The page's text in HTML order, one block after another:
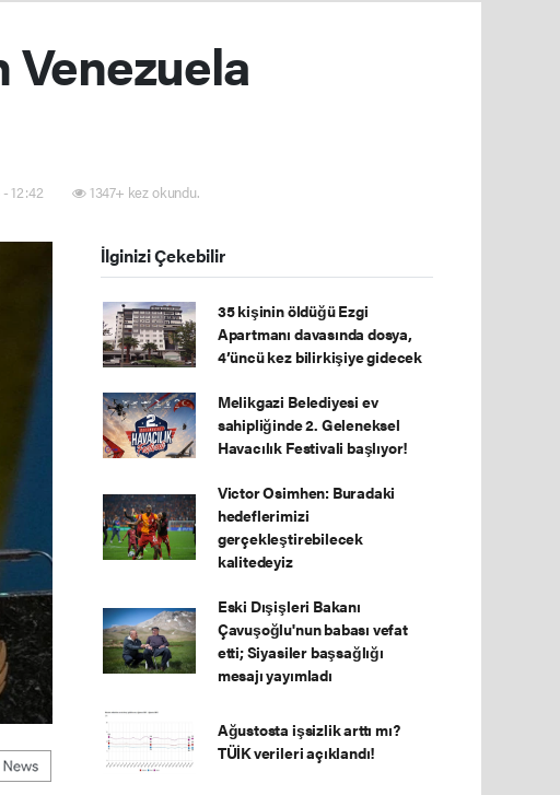
Venezuela
12:42 1347+ kez okundu.
İlginizi Çekebilir
35 kişinin öldüğü Ezgi
Apartmanı davasında dosya,
4’üncü kez bilirkişiye gidecek
Melikgazi Belediyesi ev
sahipliğinde 2. Geleneksel
Havacılık Festivali başlıyor!
Victor Osimhen: Buradaki
hedeflerimizi
gerçekleştirebilecek
kalitedeyiz
Eski Dışişleri Bakanı
Çavuşoğlu'nun babası vefat
etti; Siyasiler başsağlığı
mesajı yayımladı
Ağustosta işsizlik arttı mı?
TÜİK verileri açıklandı!